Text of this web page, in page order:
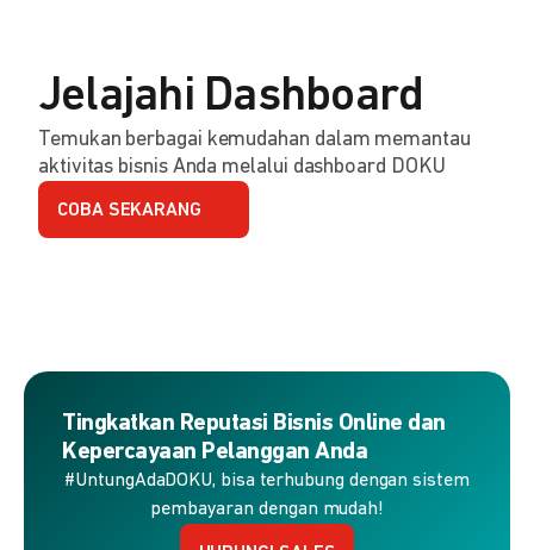
Jelajahi Dashboard
Temukan berbagai kemudahan dalam memantau
aktivitas bisnis Anda melalui dashboard DOKU
COBA SEKARANG
Tingkatkan Reputasi Bisnis Online dan
Kepercayaan Pelanggan Anda
#UntungAdaDOKU, bisa terhubung dengan sistem
pembayaran dengan mudah!